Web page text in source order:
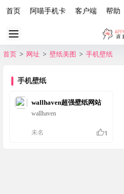
首页 阿喵手机卡 客户端 帮助
首页 > 网址 > 壁纸美图 > 手机壁纸
手机壁纸
wallhaven超强壁纸网站
wallhaven
未名 1